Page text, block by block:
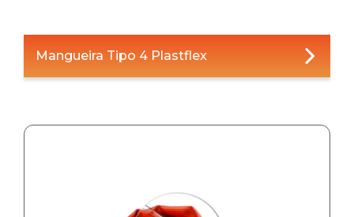
Mangueira Tipo 4 Plastflex